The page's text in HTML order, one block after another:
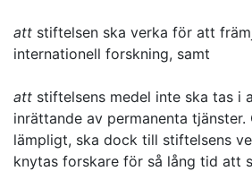
att stiftelsen ska verka för att
internationell forskning, samt
att stiftelsens medel inte ska tas i
inrättande av permanenta tjänster.
lämpligt, ska dock till stiftelsens
knytas forskare för så lång tid att